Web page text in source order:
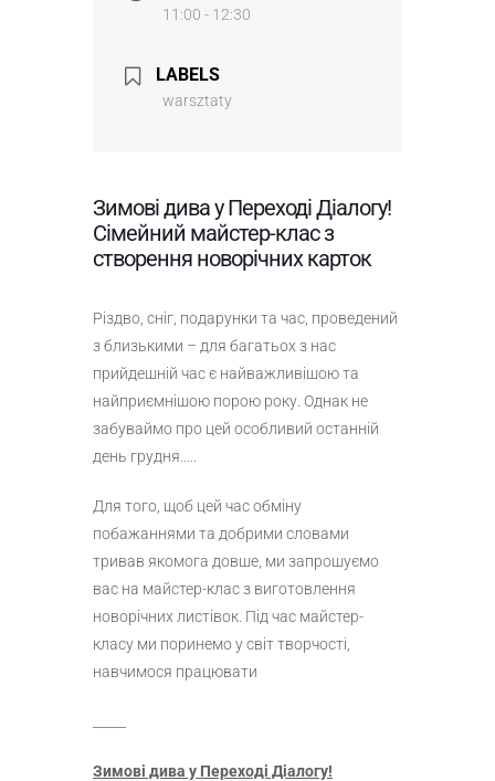
11:00 - 12:30
LABELS
warsztaty
Зимові дива у Переході Діалогу!
Сімейний майстер-клас з
створення новорічних карток
Різдво, сніг, подарунки та час, проведений
з близькими – для багатьох з нас
прийдешній час є найважливішою та
найприємнішою порою року. Однак не
забуваймо про цей особливий останній
день грудня…..
Для того, щоб цей час обміну
побажаннями та добрими словами
тривав якомога довше, ми запрошуємо
вас на майстер-клас з виготовлення
новорічних листівок. Під час майстер-
класу ми поринемо у світ творчості,
навчимося працювати
Зимові дива у Переході Діалогу!